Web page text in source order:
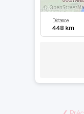
Distance
448 km